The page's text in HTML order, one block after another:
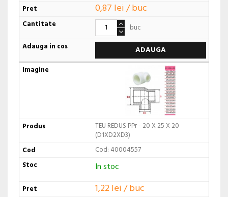
0,87 lei / buc
buc
ADAUGA
TEU REDUS PPr - 20 X 25 X 20
(D1XD2XD3)
Cod: 40004557
In stoc
1,22 lei / buc